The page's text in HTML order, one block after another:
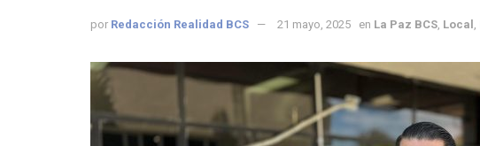
por Redacción Realidad BCS 21 mayo, 2025 en La Paz BCS Local